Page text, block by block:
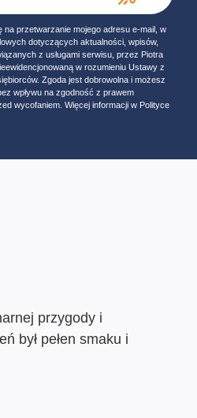
na przetwarzanie mojego adresu e-mail, w
dotyczących aktualności, wpisów,
z usługami serwisu, przez Piotra
w rozumieniu Ustawy z
Zgoda jest dobrowolna i możesz
wpływu na zgodność z prawem
wycofaniem. Więcej informacji w Polityce
przygody i
był pełen smaku i